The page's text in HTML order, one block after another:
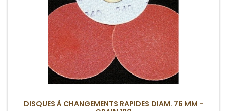
DISQUES À CHANGEMENTS RAPIDES DIAM. 76 MM -